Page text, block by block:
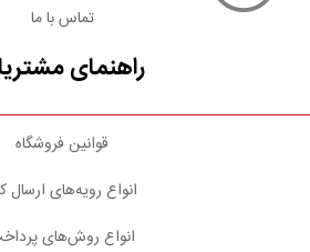
تماس با ما
راهنمای
قوانین فروشگاه
انواع رویه‌های ارسال
انواع روش‌های